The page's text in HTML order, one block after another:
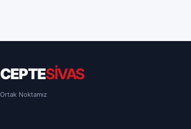
CEPTESİVAS
Ortak Noktamız